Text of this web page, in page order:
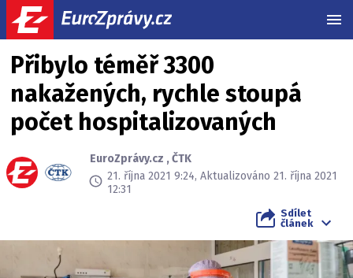
Přibylo téměř 3300
nakažených, rychle stoupá
počet hospitalizovaných
EuroZprávy.cz ,ČTK
21. října 2021 9:24, Aktualizováno 21. října 2021
12:31
Sdílet
článek